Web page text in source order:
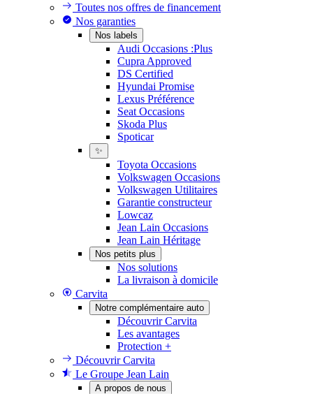
Toutes nos offres de financement
Nos garanties
Nos labels
Audi Occasions :Plus
Cupra Approved
DS Certified
Hyundai Promise
Lexus Préférence
Seat Occasions
Skoda Plus
Spoticar
✨
Toyota Occasions
Volkswagen Occasions
Volkswagen Utilitaires
Garantie constructeur
Lowcaz
Jean Lain Occasions
Jean Lain Héritage
Nos petits plus
Nos solutions
La livraison à domicile
Carvita
Notre complémentaire auto
Découvrir Carvita
Les avantages
Protection +
Découvrir Carvita
Le Groupe Jean Lain
A propos de nous